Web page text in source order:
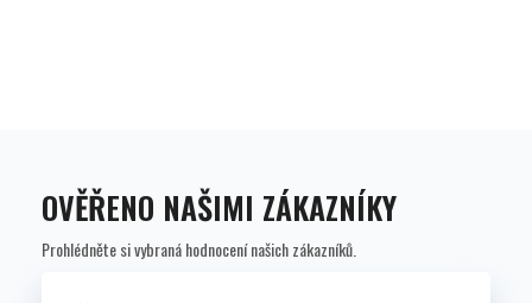
OVĚŘENO NAŠIMI ZÁKAZNÍKY
Prohlédněte si vybraná hodnocení našich zákazníků.